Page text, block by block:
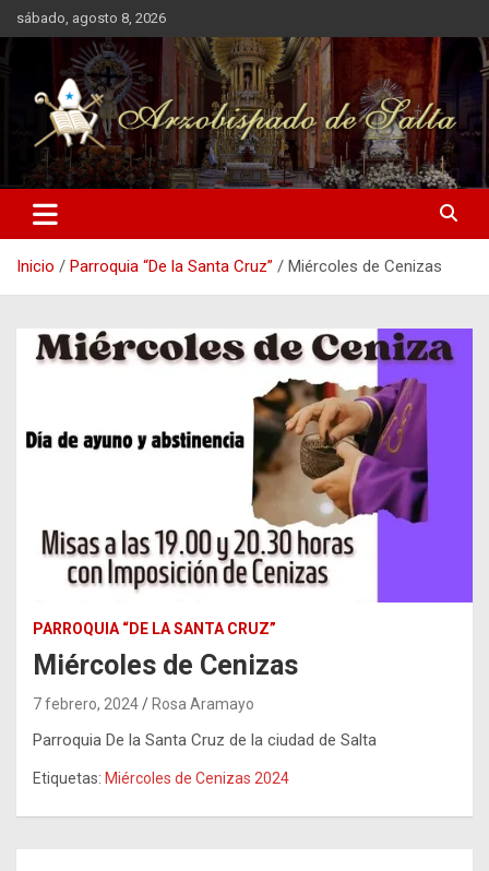
Saltar
al
contenido
sábado, agosto 8, 2026
Arzobispado de Salta
Arzobispado de Salta
Inicio Parroquia “De la Santa Cruz” Miércoles de Cenizas
PARROQUIA “DE LA SANTA CRUZ”
Miércoles de Cenizas
7 febrero, 2024 Rosa Aramayo
Parroquia De la Santa Cruz de la ciudad de Salta
Etiquetas: Miércoles de Cenizas 2024